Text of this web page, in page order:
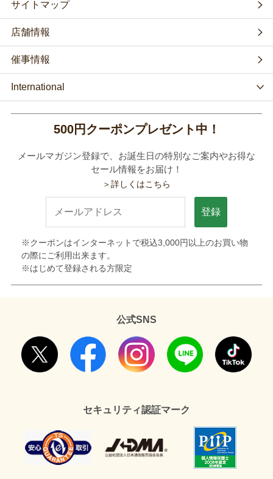
サイトマップ
店舗情報
催事情報
International
500円クーポンプレゼント中！
メールマガジン登録で、お誕生日の特別なご案内やお得な
セール情報をお届け！
＞詳しくはこちら
登録
※クーポンはインターネットで税込3,000円以上のお買い物
の際にご利用出来ます。
※はじめて登録される方限定
公式SNS
セキュリティ認証マーク